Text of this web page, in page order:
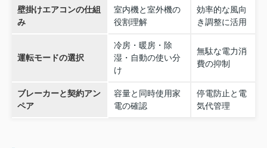
壁掛けエアコンの仕組
み
室内機と室外機の
役割理解
効率的な風向
き調整に活用
運転モードの選択
冷房・暖房・除
湿・自動の使い分
け
無駄な電力消
費の抑制
ブレーカーと契約アン
ペア
容量と同時使用家
電の確認
停電防止と電
気代管理